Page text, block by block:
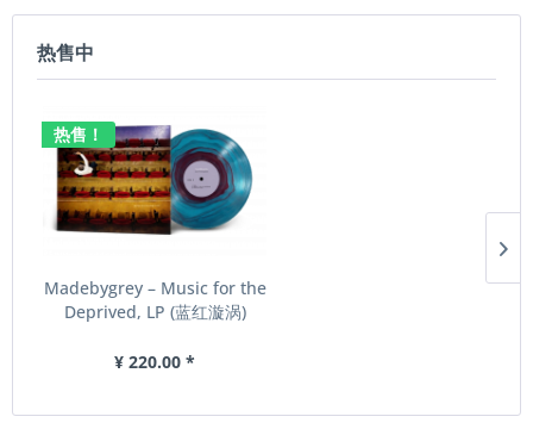
热售中
热售！
Madebygrey – Music for the
Deprived​​​, LP (蓝红漩涡)
¥ 220.00 *